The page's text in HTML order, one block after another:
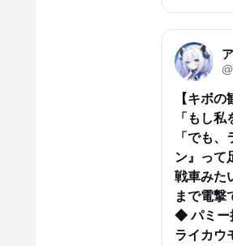
【キボ
「もし
「でも
ン』って
戦車みた
まで電撃
◆ パミ
ライカウ